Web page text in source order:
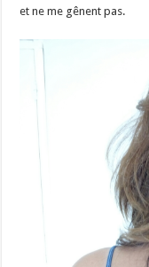
et ne me gênent pas.